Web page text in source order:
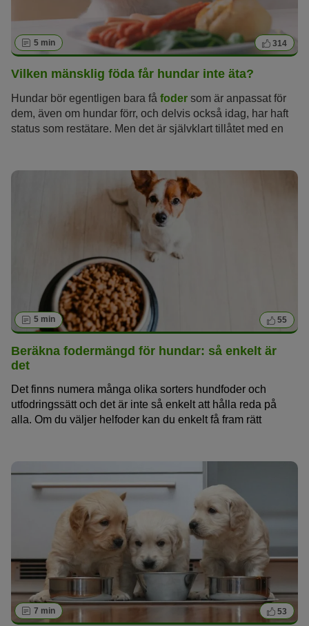
5 min 314
Vilken mänsklig föda får hundar inte äta?
Hundar bör egentligen bara få foder som är anpassat för
dem, även om hundar förr, och delvis också idag, har haft
status som restätare. Men det är självklart tillåtet med en
5 min 55
Beräkna fodermängd för hundar: så enkelt är
det
Det finns numera många olika sorters hundfoder och
utfodringssätt och det är inte så enkelt att hålla reda på
alla. Om du väljer helfoder kan du enkelt få fram rätt
man mängden mat hos hundar om man villbarfaeller
bestämma din hunds energibehov med hjälp av några
7 min 53